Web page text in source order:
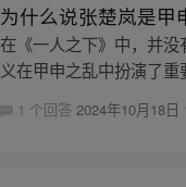
为什么说张楚岚是甲
在《一人之下》中，并
义在甲申之乱中扮演了
1 个回答2024年10月18日